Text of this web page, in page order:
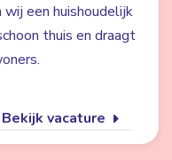
een huishoudelijk
thuis en draagt
Bekijk vacature